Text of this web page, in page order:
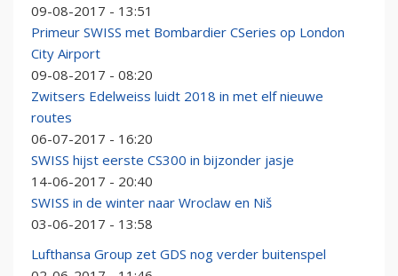
09-08-2017 - 13:51
Primeur SWISS met Bombardier CSeries op London
City Airport
09-08-2017 - 08:20
Zwitsers Edelweiss luidt 2018 in met elf nieuwe
routes
06-07-2017 - 16:20
SWISS hijst eerste CS300 in bijzonder jasje
14-06-2017 - 20:40
SWISS in de winter naar Wroclaw en Niš
03-06-2017 - 13:58
Lufthansa Group zet GDS nog verder buitenspel